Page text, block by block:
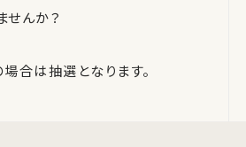
せんか？
合は抽選となります。